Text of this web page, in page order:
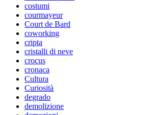
costumi
courmayeur
Court de Bard
coworking
cripta
cristalli di neve
crocus
cronaca
Cultura
Curiosità
degrado
demolizione